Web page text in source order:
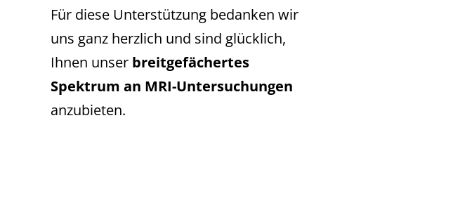
Für diese Unterstützung bedanken wir
uns ganz herzlich und sind glücklich,
Ihnen unser breitgefächertes
Spektrum an MRI-Untersuchungen
anzubieten.